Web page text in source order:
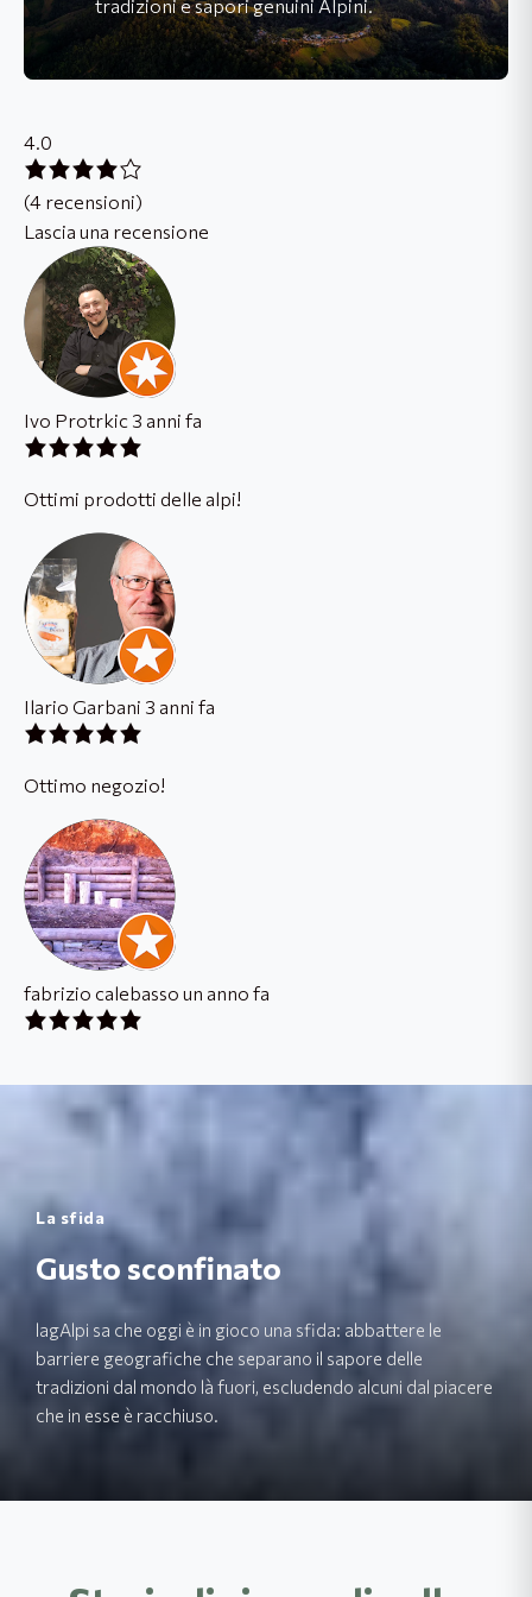
tradizioni e sapori genuini Alpini.
4.0
(4 recensioni)
Lascia una recensione
Ivo Protrkic 3 anni fa
Ottimi prodotti delle alpi!
Ilario Garbani 3 anni fa
Ottimo negozio!
fabrizio calebasso un anno fa
La sfida
Gusto sconfinato
lagAlpi sa che oggi è in gioco una sfida: abbattere le
barriere geografiche che separano il sapore delle
tradizioni dal mondo là fuori, escludendo alcuni dal piacere
che in esse è racchiuso.